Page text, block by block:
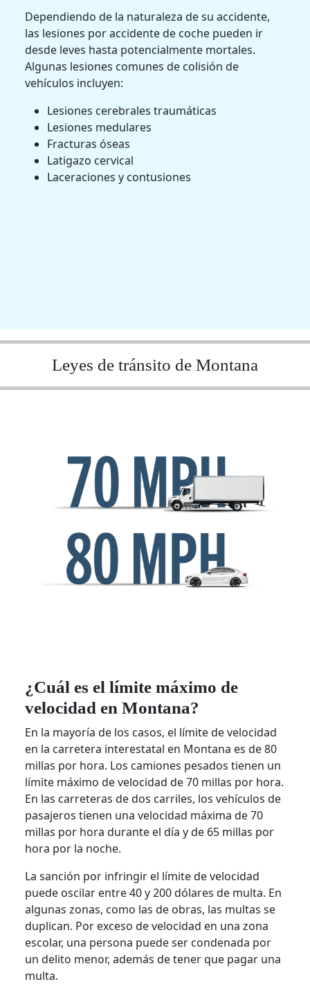
Dependiendo de la naturaleza de su accidente,
las lesiones por accidente de coche pueden ir
desde leves hasta potencialmente mortales.
Algunas lesiones comunes de colisión de
vehículos incluyen:
Lesiones cerebrales traumáticas
Lesiones medulares
Fracturas óseas
Latigazo cervical
Laceraciones y contusiones
Leyes de tránsito de Montana
¿Cuál es el límite máximo de
velocidad en Montana?
En la mayoría de los casos, el límite de velocidad
en la carretera interestatal en Montana es de 80
millas por hora. Los camiones pesados tienen un
límite máximo de velocidad de 70 millas por hora.
En las carreteras de dos carriles, los vehículos de
pasajeros tienen una velocidad máxima de 70
millas por hora durante el día y de 65 millas por
hora por la noche.
La sanción por infringir el límite de velocidad
puede oscilar entre 40 y 200 dólares de multa. En
algunas zonas, como las de obras, las multas se
duplican. Por exceso de velocidad en una zona
escolar, una persona puede ser condenada por
un delito menor, además de tener que pagar una
multa.